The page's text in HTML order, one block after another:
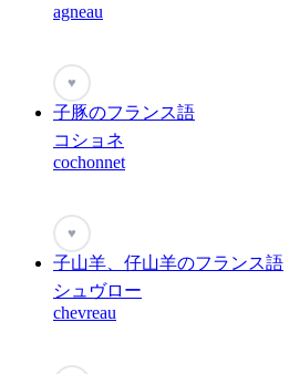
agneau
♥
子豚のフランス語
コショネ
cochonnet
♥
子山羊、仔山羊のフランス語
シュヴロー
chevreau